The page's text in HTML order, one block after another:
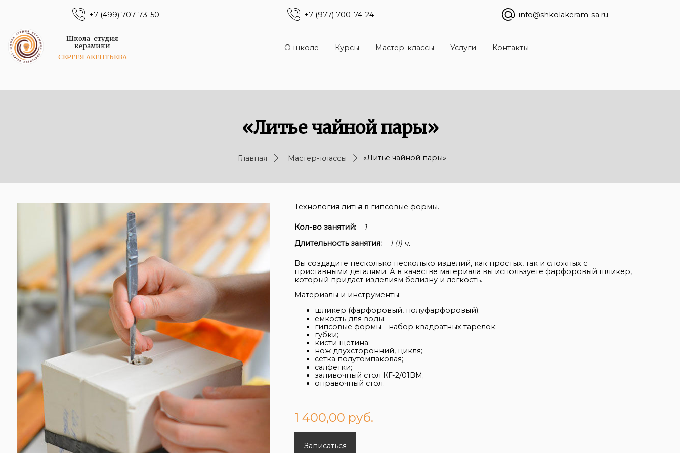
+7 (499) 707-73-50 +7 (977) 700-74-24 info@shkolakeram-sa.ru
Школа-студия
керамики
СЕРГЕЯ АКЕНТЬЕВА
О школе Курсы Мастер-классы Услуги Контакты
«Литье чайной пары»
Главная Мастер-классы «Литье чайной пары»
Технология литья в гипсовые формы.
Кол-во занятий:
1
Длительность занятия:
1 (1) ч.
Вы создадите несколько несколько изделий, как простых, так и сложных с
приставными деталями. А в качестве материала вы используете фарфоровый шликер,
который придаст изделиям белизну и лёгкость.
Материалы и инструменты:
шликер (фарфоровый, полуфарфоровый);
емкость для воды;
гипсовые формы - набор квадратных тарелок;
губки;
кисти щетина;
нож двухсторонний, цикля;
сетка полутомпаковая;
салфетки;
заливочный стол КГ-2/01ВМ;
оправочный стол.
1 400,00 руб.
Записаться